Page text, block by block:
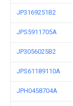
JP3169251B2
JPS5911705A
JP3056025B2
JPS61189110A
JPH0458704A